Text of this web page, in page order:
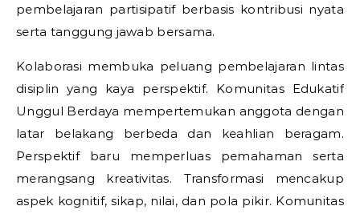
pembelajaran partisipatif berbasis kontribusi nyata
serta tanggung jawab bersama.
Kolaborasi membuka peluang pembelajaran lintas
disiplin yang kaya perspektif. Komunitas Edukatif
Unggul Berdaya mempertemukan anggota dengan
latar belakang berbeda dan keahlian beragam.
Perspektif baru memperluas pemahaman serta
merangsang kreativitas. Transformasi mencakup
aspek kognitif, sikap, nilai, dan pola pikir. Komunitas